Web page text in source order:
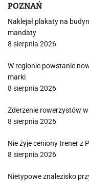
POZNAŃ
Naklejał plakaty na
mandaty
8 sierpnia 2026
W regionie powstanie
marki
8 sierpnia 2026
Zderzenie rowerzystów
8 sierpnia 2026
Nie żyje ceniony trener z
8 sierpnia 2026
Nietypowe znalezisko